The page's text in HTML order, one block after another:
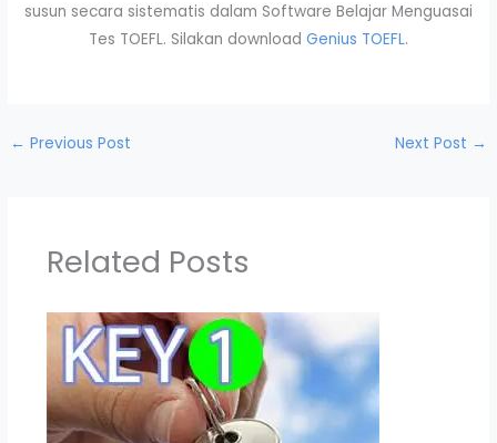
susun secara sistematis dalam Software Belajar Menguasai
Tes TOEFL. Silakan download Genius TOEFL.
← Previous Post Next Post →
Related Posts